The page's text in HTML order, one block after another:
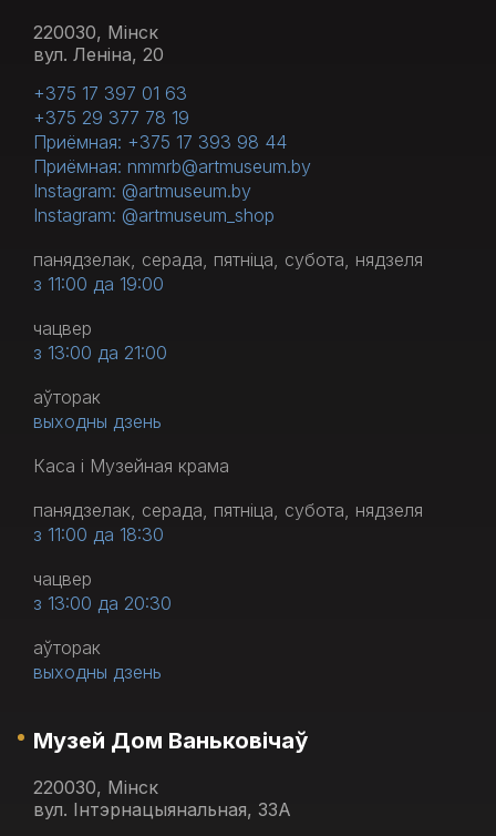
220030, Мінск
вул. Леніна, 20
+375 17 397 01 63
+375 29 377 78 19
Приёмная: +375 17 393 98 44
Приёмная: nmmrb@artmuseum.by
Instagram: @artmuseum.by
Instagram: @artmuseum_shop
панядзелак, серада, пятніца, субота, нядзеля
з 11:00 да 19:00
чацвер
з 13:00 да 21:00
аўторак
выходны дзень
Каса і Музейная крама
панядзелак, серада, пятніца, субота, нядзеля
з 11:00 да 18:30
чацвер
з 13:00 да 20:30
аўторак
выходны дзень
Музей Дом Ваньковічаў
220030, Мінск
вул. Інтэрнацыянальная, 33А